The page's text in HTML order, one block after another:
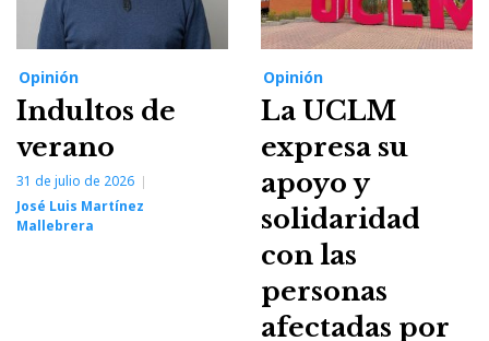
Opinión
Indultos de
verano
31 de julio de 2026
José Luis Martínez
Mallebrera
Opinión
La UCLM
expresa su
apoyo y
solidaridad
con las
personas
afectadas por